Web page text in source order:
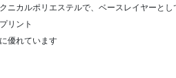
ニカルポリエステルで、ベースレイヤーと
リント
優れています